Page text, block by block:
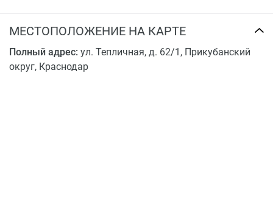
школы, 6 спортивных клубов, салон красоты, кафе,
множество магазинов различного профиля, 2
МЕСТОПОЛОЖЕНИЕ НА КАРТЕ
Полный адрес: ул. Тепличная, д. 62/1, Прикубанский
округ, Краснодар